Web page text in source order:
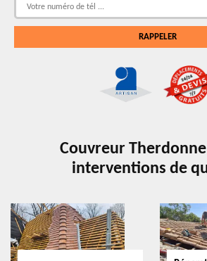
Couvreur
interventions de